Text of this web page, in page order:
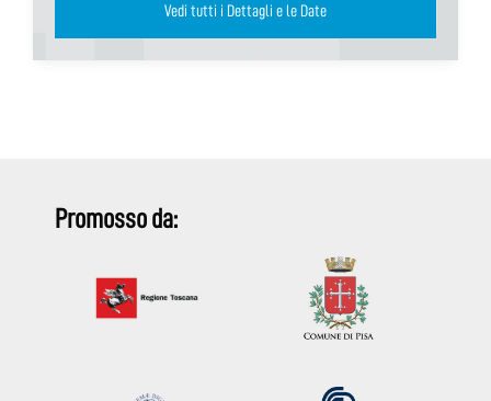
Vedi tutti i Dettagli e le Date
Promosso da: